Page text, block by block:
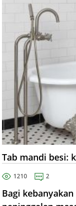
Tab mandi besi:
1210 2
Bagi